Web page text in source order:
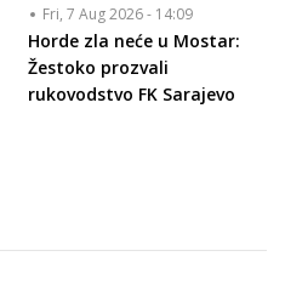
Fri, 7 Aug 2026 - 14:09
Horde zla neće u Mostar:
Žestoko prozvali
rukovodstvo FK Sarajevo